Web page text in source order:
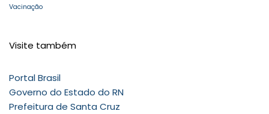
Vacinação
Visite também
Portal Brasil
Governo do Estado do RN
Prefeitura de Santa Cruz